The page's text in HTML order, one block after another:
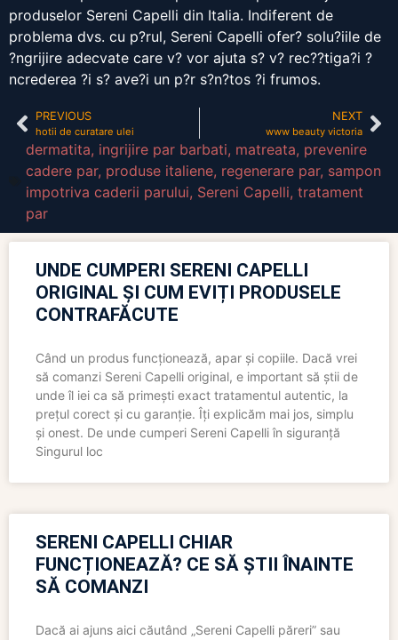
produselor Sereni Capelli din Italia. Indiferent de
problema dvs. cu p?rul, Sereni Capelli ofer? solu?iile de
?ngrijire adecvate care v? vor ajuta s? v? rec??tiga?i ?
ncrederea ?i s? ave?i un p?r s?n?tos ?i frumos.
PREVIOUS
hotii de curatare ulei
NEXT
www beauty victoria
dermatita, ingrijire par barbati, matreata, prevenire
cadere par, produse italiene, regenerare par, sampon
impotriva caderii parului, Sereni Capelli, tratament
par
UNDE CUMPERI SERENI CAPELLI
ORIGINAL ȘI CUM EVIȚI PRODUSELE
CONTRAFĂCUTE
Când un produs funcționează, apar și copiile. Dacă vrei
să comanzi Sereni Capelli original, e important să știi de
unde îl iei ca să primești exact tratamentul autentic, la
prețul corect și cu garanție. Îți explicăm mai jos, simplu
și onest. De unde cumperi Sereni Capelli în siguranță
Singurul loc
SERENI CAPELLI CHIAR
FUNCȚIONEAZĂ? CE SĂ ȘTII ÎNAINTE
SĂ COMANZI
Dacă ai ajuns aici căutând „Sereni Capelli păreri” sau